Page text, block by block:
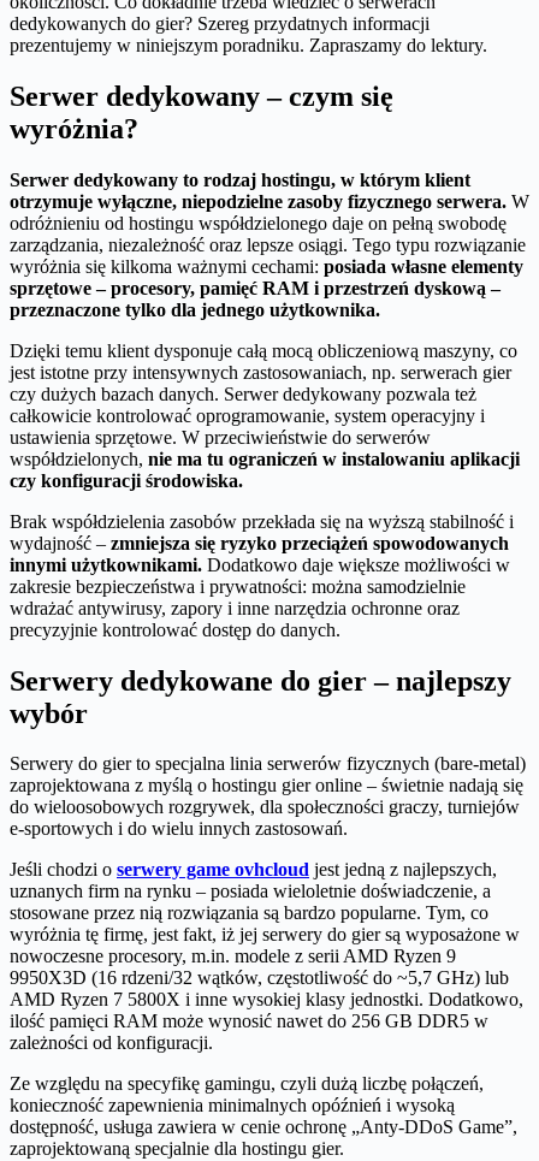
dedykowanych do gier? Szereg przydatnych informacji
prezentujemy w niniejszym poradniku. Zapraszamy do lektury.
Serwer dedykowany – czym się
wyróżnia?
Serwer dedykowany to rodzaj hostingu, w którym klient
otrzymuje wyłączne, niepodzielne zasoby fizycznego serwera. W
odróżnieniu od hostingu współdzielonego daje on pełną swobodę
zarządzania, niezależność oraz lepsze osiągi. Tego typu rozwiązanie
wyróżnia się kilkoma ważnymi cechami: posiada własne elementy
sprzętowe – procesory, pamięć RAM i przestrzeń dyskową –
przeznaczone tylko dla jednego użytkownika.
Dzięki temu klient dysponuje całą mocą obliczeniową maszyny, co
jest istotne przy intensywnych zastosowaniach, np. serwerach gier
czy dużych bazach danych. Serwer dedykowany pozwala też
całkowicie kontrolować oprogramowanie, system operacyjny i
ustawienia sprzętowe. W przeciwieństwie do serwerów
współdzielonych, nie ma tu ograniczeń w instalowaniu aplikacji
czy konfiguracji środowiska.
Brak współdzielenia zasobów przekłada się na wyższą stabilność i
wydajność – zmniejsza się ryzyko przeciążeń spowodowanych
innymi użytkownikami. Dodatkowo daje większe możliwości w
zakresie bezpieczeństwa i prywatności: można samodzielnie
wdrażać antywirusy, zapory i inne narzędzia ochronne oraz
precyzyjnie kontrolować dostęp do danych.
Serwery dedykowane do gier – najlepszy
wybór
Serwery do gier to specjalna linia serwerów fizycznych (bare-metal)
zaprojektowana z myślą o hostingu gier online – świetnie nadają się
do wieloosobowych rozgrywek, dla społeczności graczy, turniejów
e-sportowych i do wielu innych zastosowań.
Jeśli chodzi o serwery game ovhcloud jest jedną z najlepszych,
uznanych firm na rynku – posiada wieloletnie doświadczenie, a
stosowane przez nią rozwiązania są bardzo popularne. Tym, co
wyróżnia tę firmę, jest fakt, iż jej serwery do gier są wyposażone w
nowoczesne procesory, m.in. modele z serii AMD Ryzen 9
9950X3D (16 rdzeni/32 wątków, częstotliwość do ~5,7 GHz) lub
AMD Ryzen 7 5800X i inne wysokiej klasy jednostki. Dodatkowo,
ilość pamięci RAM może wynosić nawet do 256 GB DDR5 w
zależności od konfiguracji.
Ze względu na specyfikę gamingu, czyli dużą liczbę połączeń,
konieczność zapewnienia minimalnych opóźnień i wysoką
dostępność, usługa zawiera w cenie ochronę „Anty-DDoS Game”,
zaprojektowaną specjalnie dla hostingu gier.